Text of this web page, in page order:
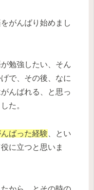
がんばり始めまし
勉強したい、そん
で、その後、なに
んばれる、と思っ
た。
ばった経験 、とい
に立つと思いま